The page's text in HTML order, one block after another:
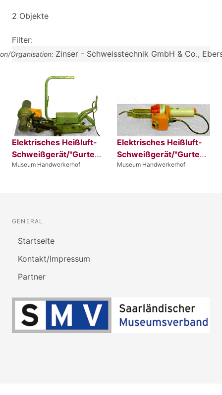
2 Objekte
Filter:
Organisation: Zinser - Schweisstechnik GmbH & Co.,
Elektrisches Heißluft-
Schweißgerät/"Gurtenschweißmaschine"
Museum Handwerkerhof
Elektrisches Heißluft-
Schweißgerät/"Gurtenföhn"
Museum Handwerkerhof
GENERAL
Startseite
Kontakt/Impressum
Partner